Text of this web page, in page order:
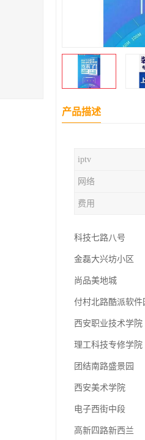
产品描述
iptv
网络
费用
科技七路八号
金磊大兴坊小区
尚品美地城
付村北路酷派软件
西安职业技术学院
理工科技专修学院
团结南路盛景园
西安美术学院
电子西街中段
高新四路新西兰